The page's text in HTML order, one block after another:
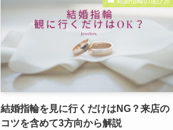
結婚指輪を見に行くだけはNG？来店の
コツを含めて3方向から解説